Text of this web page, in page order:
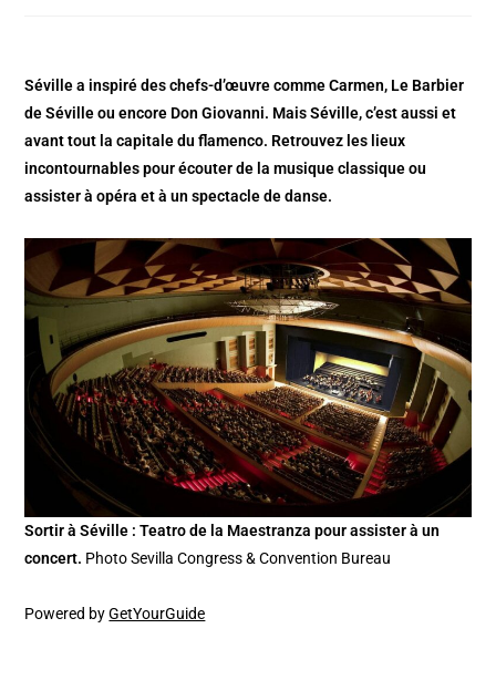
Séville a inspiré des chefs-d’œuvre comme Carmen, Le Barbier
de Séville ou encore Don Giovanni. Mais Séville, c’est aussi et
avant tout la capitale du flamenco. Retrouvez les lieux
incontournables pour écouter de la musique classique ou
assister à opéra et à un spectacle de danse.
Sortir à Séville : Teatro de la Maestranza pour assister à un
concert. Photo Sevilla Congress & Convention Bureau
Powered byGetYourGuide